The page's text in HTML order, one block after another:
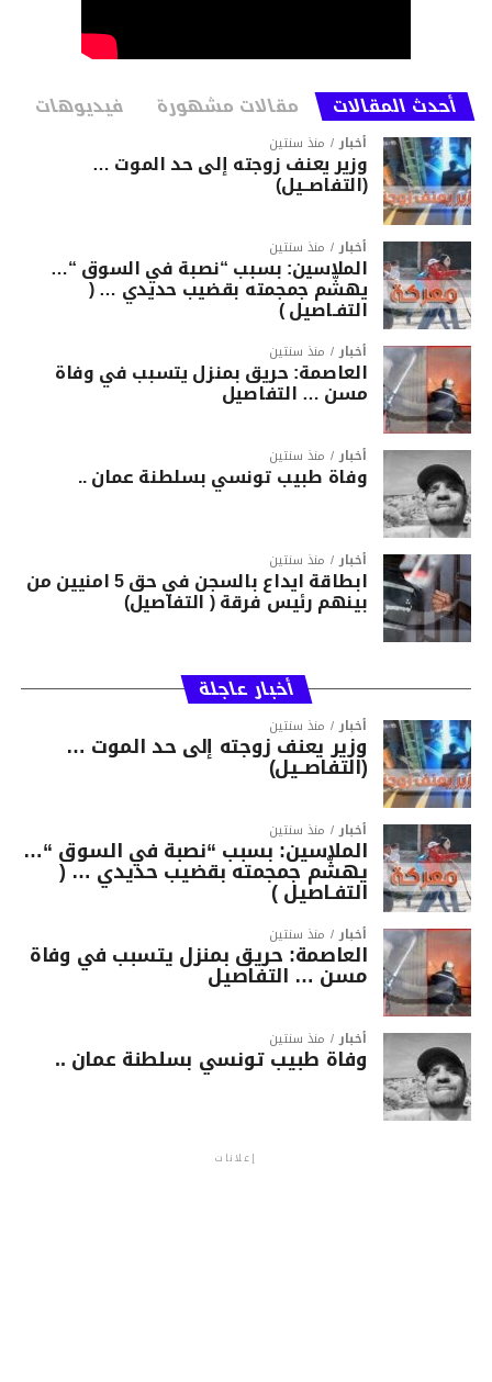
أحدث المقالات مقالات مشهورة فيديوهات
أخبار منذ سنتين
وزير يعنف زوجته إلى حد الموت …
(التفاصــيل)
أخبار منذ سنتين
الملاسين: بسبب “نصبة في السوق “…
يهشّم جمجمته بقضيب حديدي … (
التفـاصيل )
أخبار منذ سنتين
العاصمة: حريق بمنزل يتسبب في وفاة
مسن … التفاصيل
أخبار منذ سنتين
وفاة طبيب تونسي بسلطنة عمان ..
أخبار منذ سنتين
ابطاقة ايداع بالسجن في حق 5 امنيين من
بينهم رئيس فرقة ( التفاصيل)
أخبار عاجلة
أخبار منذ سنتين
وزير يعنف زوجته إلى حد الموت …
(التفاصــيل)
أخبار منذ سنتين
الملاسين: بسبب “نصبة في السوق “…
يهشّم جمجمته بقضيب حديدي … (
التفـاصيل )
أخبار منذ سنتين
العاصمة: حريق بمنزل يتسبب في وفاة
مسن … التفاصيل
أخبار منذ سنتين
وفاة طبيب تونسي بسلطنة عمان ..
إعلانات